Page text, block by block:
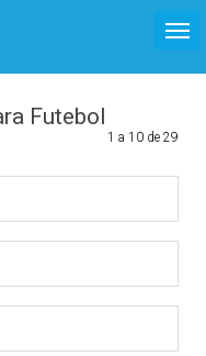
Futebol
1 a 10 de 29